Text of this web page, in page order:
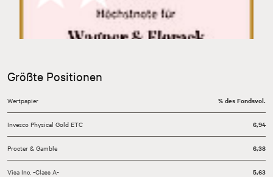
Größte Positionen
Wertpapier % des Fondsvol.
Invesco Physical Gold ETC 6,94
Procter & Gamble 6,38
Visa Inc. -Class A- 5,63